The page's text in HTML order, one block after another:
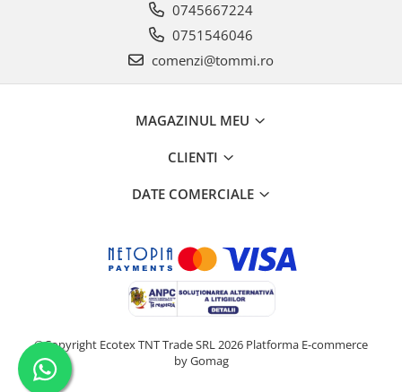
0745667224
0751546046
comenzi@tommi.ro
MAGAZINUL MEU
CLIENTI
DATE COMERCIALE
©Copyright Ecotex TNT Trade SRL 2026 Platforma E-commerce
by Gomag